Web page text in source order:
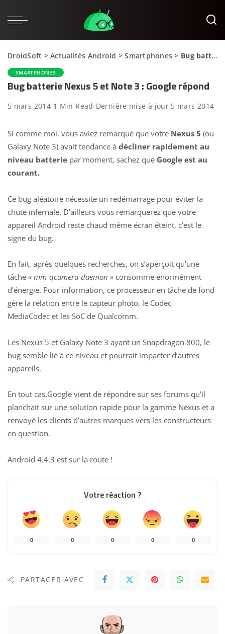
DroidSoft >Actualités Android >Smartphones > Bug batterie Nexus 5 et Note 3 : Google répond
SMARTPHONES
Bug batterie Nexus 5 et Note 3 : Google répond
5 mars 2014 1 Min Read Dernière mise à jour 5 mars 2014
Si comme moi, vous aviez remarqué que votre Nexus 5 (ou
Galaxy Note 3) avait tendance à décliner rapidement au
niveau batterie par moment, sachez que Google est au
courant.
Ce bug aléatoire nécessite un redémarrage pour éviter la
chute infernale. D’ailleurs vous remarquerez que votre
appareil Android reste chaud même écran éteint, c’est le
signe du bug.
En fait, après quelques recherches, on s’aperçoit qu’une
tâche « mm-qcamera-daemon » consomme énormément
d’énergie. Pour information, ce processeur en tâche de fond
gère la relation entre le capteur photo, le Codec
MediaCodec et les SoC de Qualcomm.
Les Nexus 5 et Galaxy Note 3 ayant un Snapdragon 800, le
bug semble lié à ce niveau et pourrait impacter d’autres
appareils.
En tout cas,Google vient de répondre sur ses forums qu’il
planchait sur une solution rapide pour la gamme Nexus et a
renvoyé les clients d’autres marques vers les constructeurs
en question.
Android 4.4.3 est sur la route !
Votre réaction ?
0 0 0 0 0
PARTAGER AVEC